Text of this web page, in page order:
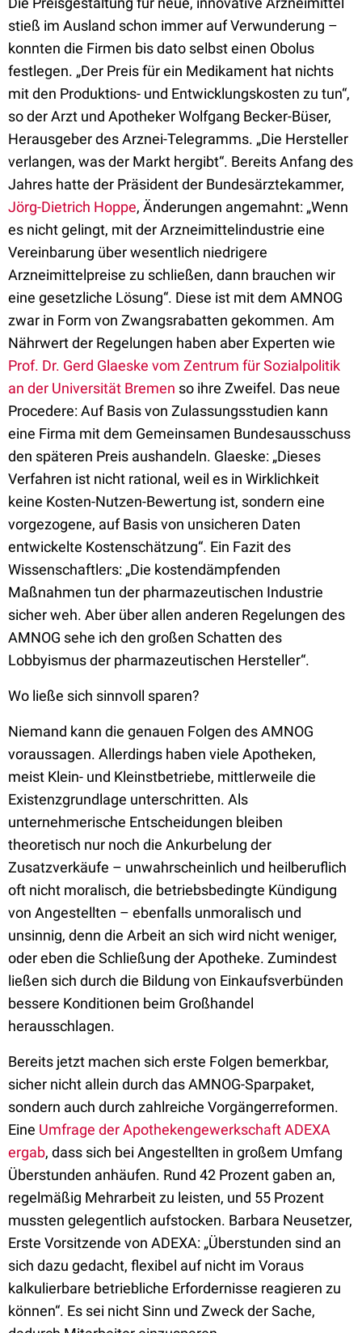
stieß im Ausland schon immer auf Verwunderung –
konnten die Firmen bis dato selbst einen Obolus
festlegen. „Der Preis für ein Medikament hat nichts
mit den Produktions- und Entwicklungskosten zu tun“,
so der Arzt und Apotheker Wolfgang Becker-Büser,
Herausgeber des Arznei-Telegramms. „Die Hersteller
verlangen, was der Markt hergibt“. Bereits Anfang des
Jahres hatte der Präsident der Bundesärztekammer,
Jörg-Dietrich Hoppe, Änderungen angemahnt: „Wenn
es nicht gelingt, mit der Arzneimittelindustrie eine
Vereinbarung über wesentlich niedrigere
Arzneimittelpreise zu schließen, dann brauchen wir
eine gesetzliche Lösung“. Diese ist mit dem AMNOG
zwar in Form von Zwangsrabatten gekommen. Am
Nährwert der Regelungen haben aber Experten wie
Prof. Dr. Gerd Glaeske vom Zentrum für Sozialpolitik
an der Universität Bremen so ihre Zweifel. Das neue
Procedere: Auf Basis von Zulassungsstudien kann
eine Firma mit dem Gemeinsamen Bundesausschuss
den späteren Preis aushandeln. Glaeske: „Dieses
Verfahren ist nicht rational, weil es in Wirklichkeit
keine Kosten-Nutzen-Bewertung ist, sondern eine
vorgezogene, auf Basis von unsicheren Daten
entwickelte Kostenschätzung“. Ein Fazit des
Wissenschaftlers: „Die kostendämpfenden
Maßnahmen tun der pharmazeutischen Industrie
sicher weh. Aber über allen anderen Regelungen des
AMNOG sehe ich den großen Schatten des
Lobbyismus der pharmazeutischen Hersteller“.
Wo ließe sich sinnvoll sparen?
Niemand kann die genauen Folgen des AMNOG
voraussagen. Allerdings haben viele Apotheken,
meist Klein- und Kleinstbetriebe, mittlerweile die
Existenzgrundlage unterschritten. Als
unternehmerische Entscheidungen bleiben
theoretisch nur noch die Ankurbelung der
Zusatzverkäufe – unwahrscheinlich und heilberuflich
oft nicht moralisch, die betriebsbedingte Kündigung
von Angestellten – ebenfalls unmoralisch und
unsinnig, denn die Arbeit an sich wird nicht weniger,
oder eben die Schließung der Apotheke. Zumindest
ließen sich durch die Bildung von Einkaufsverbünden
bessere Konditionen beim Großhandel
herausschlagen.
Bereits jetzt machen sich erste Folgen bemerkbar,
sicher nicht allein durch das AMNOG-Sparpaket,
sondern auch durch zahlreiche Vorgängerreformen.
Eine Umfrage der Apothekengewerkschaft ADEXA
ergab, dass sich bei Angestellten in großem Umfang
Überstunden anhäufen. Rund 42 Prozent gaben an,
regelmäßig Mehrarbeit zu leisten, und 55 Prozent
mussten gelegentlich aufstocken. Barbara Neusetzer,
Erste Vorsitzende von ADEXA: „Überstunden sind an
sich dazu gedacht, flexibel auf nicht im Voraus
kalkulierbare betriebliche Erfordernisse reagieren zu
können“. Es sei nicht Sinn und Zweck der Sache,